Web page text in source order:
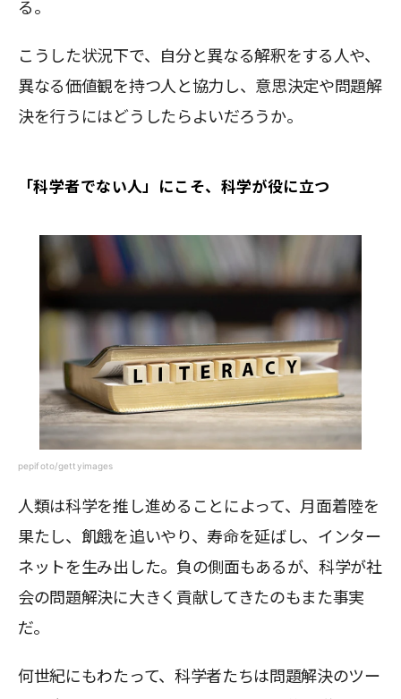
る。
こうした状況下で、自分と異なる解釈をする人や、
異なる価値観を持つ人と協力し、意思決定や問題解
決を行うにはどうしたらよいだろうか。
「科学者でない人」にこそ、科学が役に立つ
pepifoto/gettyimages
人類は科学を推し進めることによって、月面着陸を
果たし、飢餓を追いやり、寿命を延ばし、インター
ネットを生み出した。負の側面もあるが、科学が社
会の問題解決に大きく貢献してきたのもまた事実
だ。
何世紀にもわたって、科学者たちは問題解決のツー